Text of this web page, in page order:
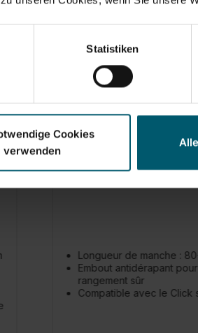
Statistiken
Cookies
verwenden
cm
Longueur de manche :
Embout antidérapant
rangement sûr
Compatible avec le Click